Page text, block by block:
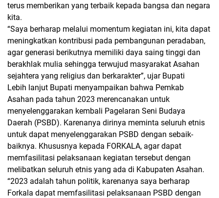
terus memberikan yang terbaik kepada bangsa dan negara
kita.
“Saya berharap melalui momentum kegiatan ini, kita dapat
meningkatkan kontribusi pada pembangunan peradaban,
agar generasi berikutnya memiliki daya saing tinggi dan
berakhlak mulia sehingga terwujud masyarakat Asahan
sejahtera yang religius dan berkarakter”, ujar Bupati
Lebih lanjut Bupati menyampaikan bahwa Pemkab
Asahan pada tahun 2023 merencanakan untuk
menyelenggarakan kembali Pagelaran Seni Budaya
Daerah (PSBD). Karenanya dirinya meminta seluruh etnis
untuk dapat menyelenggarakan PSBD dengan sebaik-
baiknya. Khususnya kepada FORKALA, agar dapat
memfasilitasi pelaksanaan kegiatan tersebut dengan
melibatkan seluruh etnis yang ada di Kabupaten Asahan.
“2023 adalah tahun politik, karenanya saya berharap
Forkala dapat memfasilitasi pelaksanaan PSBD dengan